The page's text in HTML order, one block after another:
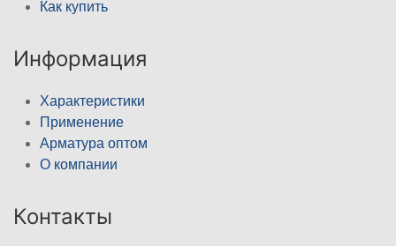
Как купить
Информация
Характеристики
Применение
Арматура оптом
О компании
Контакты